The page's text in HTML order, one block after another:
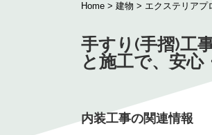
Home > 建物 > エクステリアプ
手すり(手摺)工
と施工で、安
内装工事の関連情報